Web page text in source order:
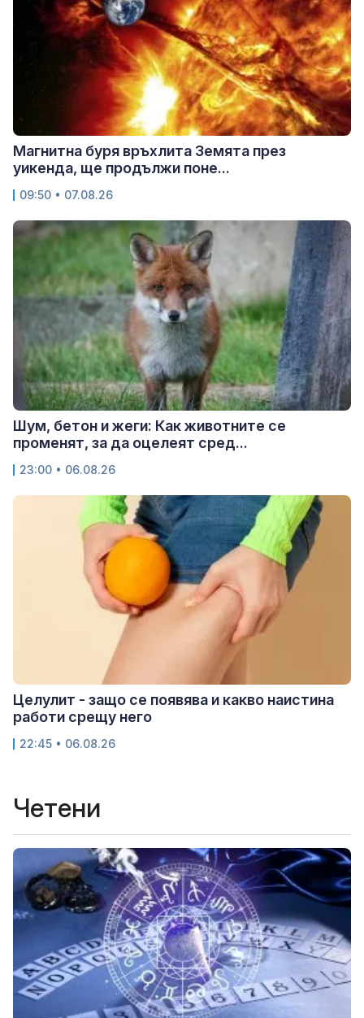
Магнитна буря връхлита Земята през
уикенда, ще продължи поне...
09:50 • 07.08.26
Шум, бетон и жеги: Как животните се
променят, за да оцелеят сред...
23:00 • 06.08.26
Целулит - защо се появява и какво наистина
работи срещу него
22:45 • 06.08.26
Четени